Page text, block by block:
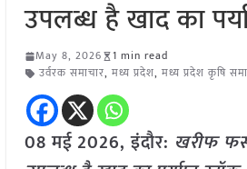
उपलब्ध है खाद का
May 8, 2026
1 min read
उर्वरक समाचार, मध्य प्रदेश, मध्य प्रदेश कृषि
08 मई2026,इंदौर: खरीफ